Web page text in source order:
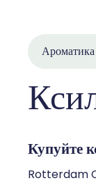
Ароматика
Купуйте
Rotterdam